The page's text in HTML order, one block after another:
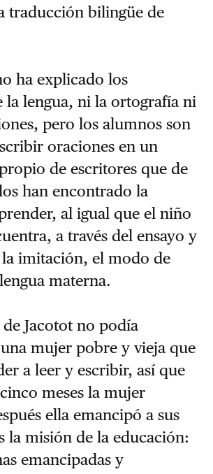
traducción bilingüe de
ha explicado los
la lengua, ni la ortografía ni
pero los alumnos son
oraciones en un
de escritores que de
han encontrado la
al igual que el niño
a través del ensayo y
imitación, el modo de
materna.
Jacotot no podía
mujer pobre y vieja que
a leer y escribir, así que
meses la mujer
ella emancipó a sus
la misión de la educación:
emancipadas y